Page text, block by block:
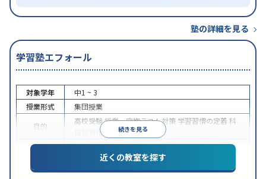
塾の詳細を見る
学習塾エフォール
続きを見る
対象学年
中1 ~ 3
授業形式
集団授業
目的
高校受験授業・定期テスト対策 学習習慣の定着 科
目別特化対策
特徴
授業の振替可能1科目から受講可能
近くの教室を探す